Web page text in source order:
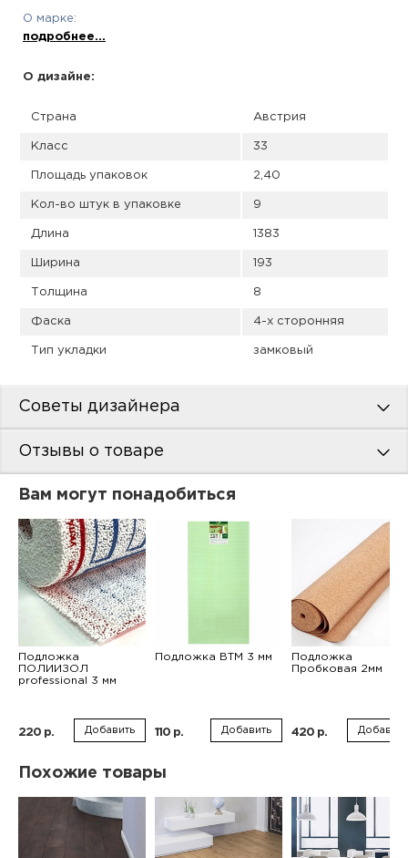
О марке:
подробнее...
О дизайне:
Страна Австрия
Класс 33
Площадь упаковок 2,40
Кол-во штук в упаковке 9
Длина 1383
Ширина 193
Толщина 8
Фаска 4-х сторонняя
Тип укладки замковый
Советы дизайнера
Отзывы о товаре
Вам могут понадобиться
Подложка
ПОЛИИЗОЛ
professional 3 мм
220 р. Добавить
Подложка ВТМ 3 мм
110 р. Добавить
Подложка
Пробковая 2мм
420 р. Добавить
Похожие товары